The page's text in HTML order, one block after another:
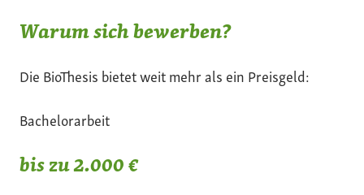
Warum sich bewerben?
Die BioThesis bietet weit mehr als ein Preisgeld:
Bachelorarbeit
bis zu 2.000 €